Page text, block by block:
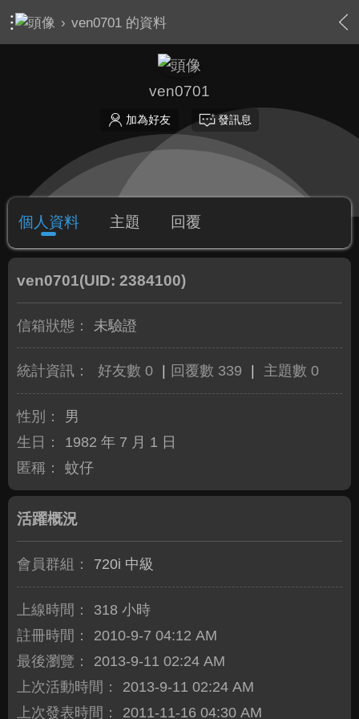
› ven0701 的資料
ven0701
加為好友 發訊息
個人資料 主題 回覆
ven0701(UID: 2384100)
信箱狀態： 未驗證
統計資訊： 好友數 0 回覆數 339 主題數 0
性別：
男
生日：
1982 年 7 月 1 日
匿稱：
蚊仔
活躍概況
會員群組： 720i 中級
上線時間：
318 小時
註冊時間：
2010-9-7 04:12 AM
最後瀏覽：
2013-9-11 02:24 AM
上次活動時間：
2013-9-11 02:24 AM
上次發表時間：
2011-11-16 04:30 AM